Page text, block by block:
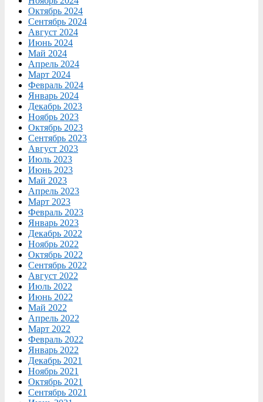
Октябрь 2024
Сентябрь 2024
Август 2024
Июнь 2024
Май 2024
Апрель 2024
Март 2024
Февраль 2024
Январь 2024
Декабрь 2023
Ноябрь 2023
Октябрь 2023
Сентябрь 2023
Август 2023
Июль 2023
Июнь 2023
Май 2023
Апрель 2023
Март 2023
Февраль 2023
Январь 2023
Декабрь 2022
Ноябрь 2022
Октябрь 2022
Сентябрь 2022
Август 2022
Июль 2022
Июнь 2022
Май 2022
Апрель 2022
Март 2022
Февраль 2022
Январь 2022
Декабрь 2021
Ноябрь 2021
Октябрь 2021
Сентябрь 2021